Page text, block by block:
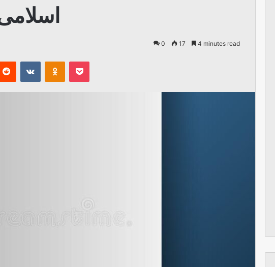
0 17 4 minutes read
Reddit VKontakteOdnoklassniki
Pocket